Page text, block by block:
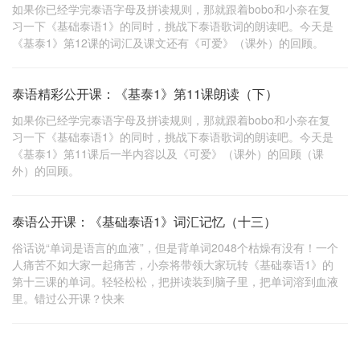
如果你已经学完泰语字母及拼读规则，那就跟着bobo和小奈在复
习一下《基础泰语1》的同时，挑战下泰语歌词的朗读吧。今天是
《基泰1》第12课的词汇及课文还有《可爱》（课外）的回顾。
泰语精彩公开课：《基泰1》第11课朗读（下）
如果你已经学完泰语字母及拼读规则，那就跟着bobo和小奈在复
习一下《基础泰语1》的同时，挑战下泰语歌词的朗读吧。今天是
《基泰1》第11课后一半内容以及《可爱》（课外）的回顾（课
外）的回顾。
泰语公开课：《基础泰语1》词汇记忆（十三）
俗话说“单词是语言的血液”，但是背单词2048个枯燥有没有！一个
人痛苦不如大家一起痛苦，小奈将带领大家玩转《基础泰语1》的
第十三课的单词。轻轻松松，把拼读装到脑子里，把单词溶到血液
里。错过公开课？快来